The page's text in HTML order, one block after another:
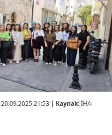
20.09.2025 21:53 | Kaynak:İHA